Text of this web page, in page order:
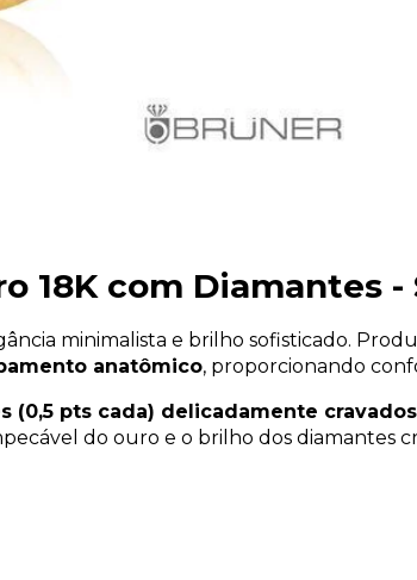
18K com Diamantes -
minimalista e brilho sofisticado.
anatômico, proporcionando
(0,5 pts cada) delicadamente cravados
do ouro e o brilho dos diamantes